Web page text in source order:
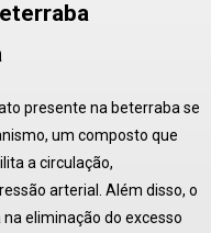
presente na beterraba se
um composto que
a circulação,
arterial
. Além disso, o
eliminação do excesso